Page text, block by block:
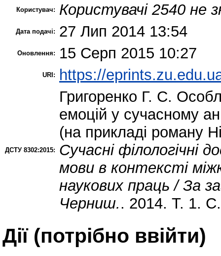
Користувач: Користувачі 2540 не
Дата подачі: 27 Лип 2014 13:54
Оновлення: 15 Серп 2015 10:27
URI: https://
ДСТУ 8302:2015:
Григоренко Г. С.
емоцій у сучасному
(на прикладі роману
Сучасні філологічні
мови в контексті
наукових праць / За
Черниш.. 2014. Т. 1.
Дії ​​(потрібно ввійти)